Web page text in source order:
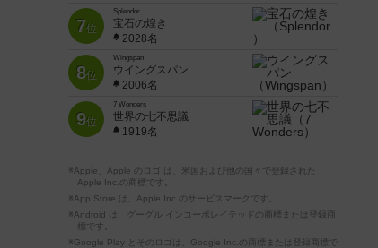
7位
Splendor
宝石の煌き
2028名
8位
Wingspan
ウイングスパン
2006名
9位
7 Wonders
世界の七不思議
1919名
※Apple、Apple のロゴ は、米国および他の国々で登録された
Apple Inc.の商標です。
※App Store は、Apple Inc.のサービスマークです。
※Android は、グーグル インコーポレイテッドの商標または登録商
標です。
※Google Play とそのロゴは、Google Inc.の商標または登録商標で